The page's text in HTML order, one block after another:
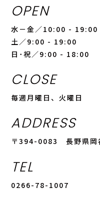
OPEN
水－金／10:00 - 19:00
土／9:00 - 19:00
日･祝／9:00 - 18:00
CLOSE
毎週月曜日、火曜日
ADDRESS
〒394-0083 長野県岡
TEL
0266-78-1007